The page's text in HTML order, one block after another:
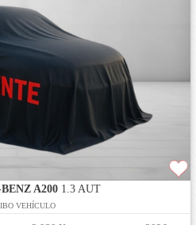
A2001.3 AUT
VEHÍCULO